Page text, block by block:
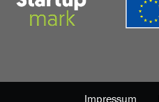
Impressum